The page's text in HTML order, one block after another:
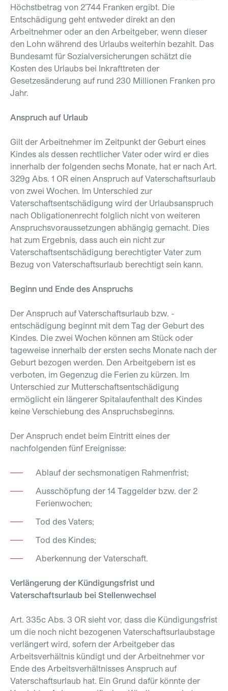
Höchstbetrag von 2’744 Franken ergibt. Die
Entschädigung geht entweder direkt an den
Arbeitnehmer oder an den Arbeitgeber, wenn dieser
den Lohn während des Urlaubs weiterhin bezahlt. Das
Bundesamt für Sozialversicherungen schätzt die
Kosten des Urlaubs bei Inkrafttreten der
Gesetzesänderung auf rund 230 Millionen Franken pro
Jahr.
Anspruch auf Urlaub
Gilt der Arbeitnehmer im Zeitpunkt der Geburt eines
Kindes als dessen rechtlicher Vater oder wird er dies
innerhalb der folgenden sechs Monate, hat er nach Art.
329g Abs. 1 OR einen Anspruch auf Vaterschaftsurlaub
von zwei Wochen. Im Unterschied zur
Vaterschaftsentschädigung wird der Urlaubsanspruch
nach Obligationenrecht folglich nicht von weiteren
Anspruchsvoraussetzungen abhängig gemacht. Dies
hat zum Ergebnis, dass auch ein nicht zur
Vaterschaftsentschädigung berechtigter Vater zum
Bezug von Vaterschaftsurlaub berechtigt sein kann.
Beginn und Ende des Anspruchs
Der Anspruch auf Vaterschaftsurlaub bzw. -
entschädigung beginnt mit dem Tag der Geburt des
Kindes. Die zwei Wochen können am Stück oder
tageweise innerhalb der ersten sechs Monate nach der
Geburt bezogen werden. Den Arbeitgebern ist es
verboten, im Gegenzug die Ferien zu kürzen. Im
Unterschied zur Mutterschaftsentschädigung
ermöglicht ein längerer Spitalaufenthalt des Kindes
keine Verschiebung des Anspruchsbeginns.
Der Anspruch endet beim Eintritt eines der
nachfolgenden fünf Ereignisse:
Ablauf der sechsmonatigen Rahmenfrist;
Ausschöpfung der 14 Taggelder bzw. der 2
Ferienwochen;
Tod des Vaters;
Tod des Kindes;
Aberkennung der Vaterschaft.
Verlängerung der Kündigungsfrist und
Vaterschaftsurlaub bei Stellenwechsel
Art. 335c Abs. 3 OR sieht vor, dass die Kündigungsfrist
um die noch nicht bezogenen Vaterschaftsurlaubstage
verlängert wird, sofern der Arbeitgeber das
Arbeitsverhältnis kündigt und der Arbeitnehmer vor
Ende des Arbeitsverhältnisses Anspruch auf
Vaterschaftsurlaub hat. Ein Grund dafür könnte der